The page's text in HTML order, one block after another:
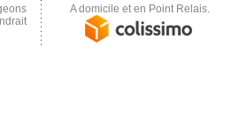
A domicile et en Point Relais.